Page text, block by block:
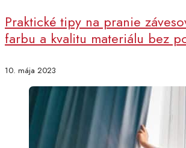
Praktické tipy na pranie
farbu a kvalitu materiálu bez
10. mája 2023